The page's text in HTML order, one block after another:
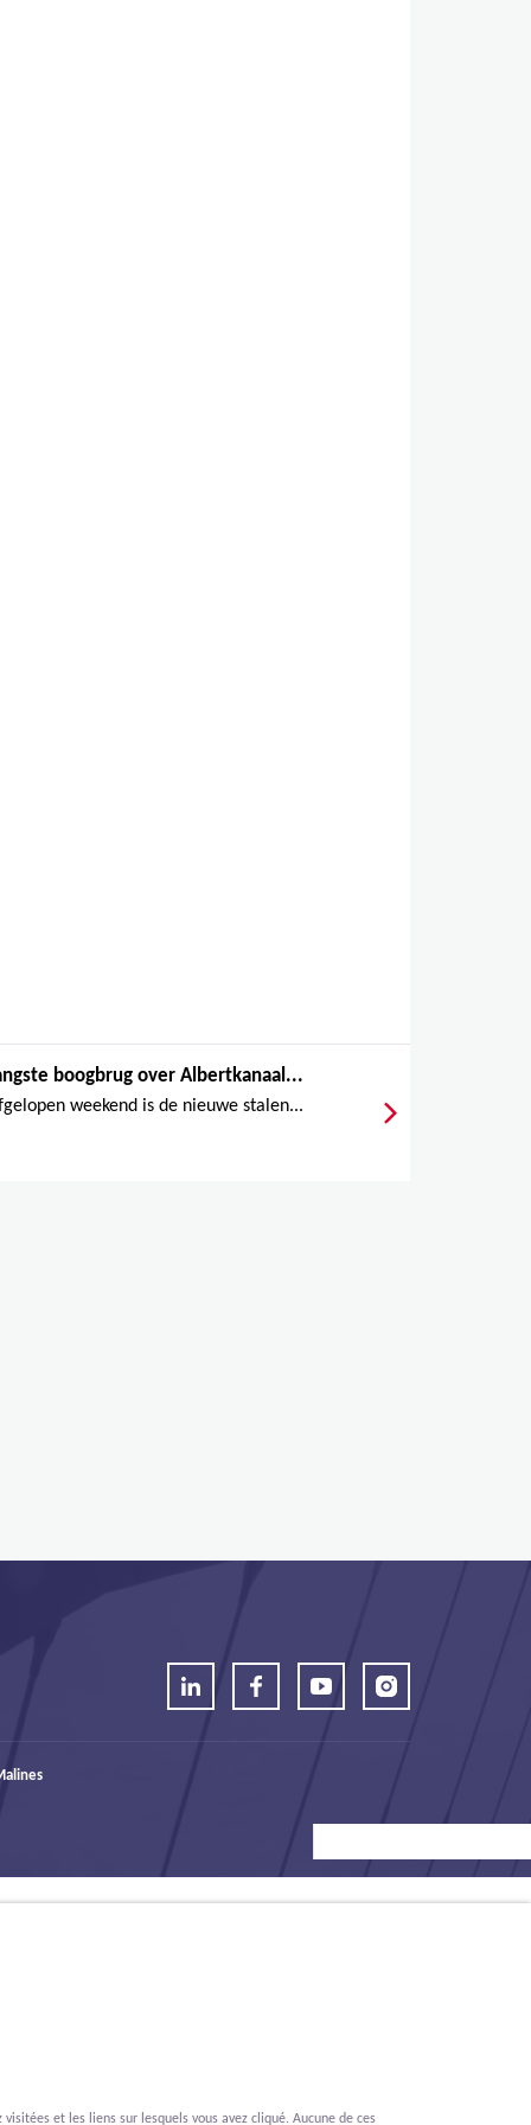
boogbrug over Albertkanaal...
weekend is de nieuwe stalen...
et les liens sur lesquels vous avez cliqué. Aucune de ces